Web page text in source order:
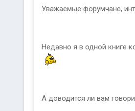
Уважаемые форумчане,
Недавно я в одной книге
А доводится ли вам